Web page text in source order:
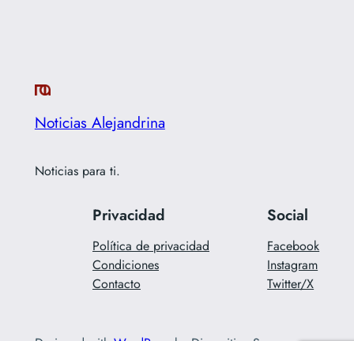
Noticias Alejandrina
Noticias para ti.
Privacidad
Política de privacidad
Condiciones
Contacto
Social
Facebook
Instagram
Twitter/X